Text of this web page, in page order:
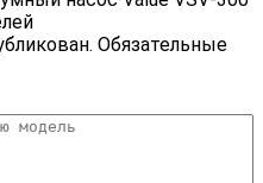
Обязательные